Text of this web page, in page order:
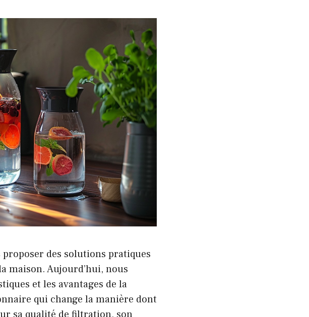
des solutions pratiques
maison. Aujourd’hui, nous
et les avantages de la
qui change la manière dont